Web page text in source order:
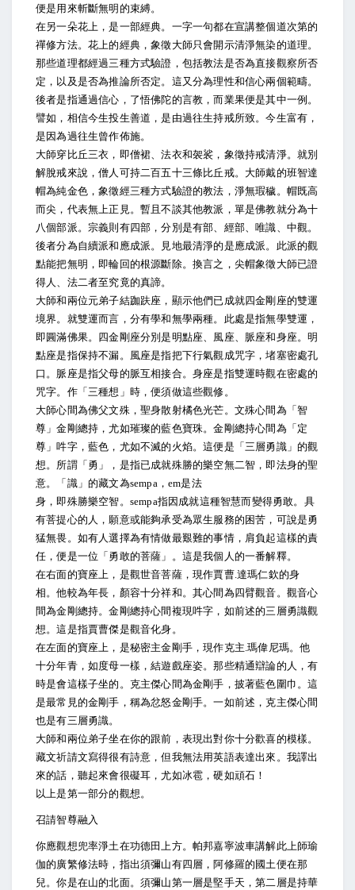
便是用來斬斷無明的束縛。
在另一朵花上，是一部經典。一字一句都在宣講整個道次第的
禪修方法。花上的經典，象徵大師只會開示清淨無染的道理。
那些道理都經過三種方式驗證，包括教法是否為直接觀察所否
定，以及是否為推論所否定。這又分為理性和信心兩個範疇。
後者是指通過信心，了悟佛陀的言教，而業果便是其中一例。
譬如，相信今生投生善道，是由過往生持戒所致。今生富有，
是因為過往生曾作佈施。
大師穿比丘三衣，即僧裙、法衣和袈裟，象徵持戒清淨。就別
解脫戒來說，僧人可持二百五十三條比丘戒。大師戴的班智達
帽為純金色，象徵經三種方式驗證的教法，淨無瑕穢。帽既高
而尖，代表無上正見。暫且不談其他教派，單是佛教就分為十
八個部派。宗義則有四部，分別是有部、經部、唯識、中觀。
後者分為自續派和應成派。見地最清淨的是應成派。此派的觀
點能把無明，即輪回的根源斷除。換言之，尖帽象徵大師已證
得人、法二者至究竟的真諦。
大師和兩位元弟子結跏趺座，顯示他們已成就四金剛座的雙運
境界。就雙運而言，分有學和無學兩種。此處是指無學雙運，
即圓滿佛果。四金剛座分別是明點座、風座、脈座和身座。明
點座是指保持不漏。風座是指把下行氣觀成咒字，堵塞密處孔
口。脈座是指父母的脈互相接合。身座是指雙運時觀在密處的
咒字。作「三種想」時，便須做這些觀修。
大師心間為佛父文殊，聖身散射橘色光芒。文殊心間為「智
尊」金剛總持，尤如璀璨的藍色寶珠。金剛總持心間為「定
尊」吽字，藍色，尤如不滅的火焰。這便是「三層勇識」的觀
想。所謂「勇」，是指已成就殊勝的樂空無二智，即法身的聖
意。「識」的藏文為sempa，em是法
身，即殊勝樂空智。sempa指因成就這種智慧而變得勇敢。具
有菩提心的人，願意或能夠承受為眾生服務的困苦，可說是勇
猛無畏。如有人選擇為有情做最艱難的事情，肩負起這樣的責
任，便是一位「勇敢的菩薩」。這是我個人的一番解釋。
在右面的寶座上，是觀世音菩薩，現作賈曹.達瑪仁欽的身
相。他較為年長，顏容十分祥和。其心間為四臂觀音。觀音心
間為金剛總持。金剛總持心間複現吽字，如前述的三層勇識觀
想。這是指賈曹傑是觀音化身。
在左面的寶座上，是秘密主金剛手，現作克主.瑪偉尼瑪。他
十分年青，如度母一樣，結遊戲座姿。那些精通辯論的人，有
時是會這樣子坐的。克主傑心間為金剛手，披著藍色圍巾。這
是最常見的金剛手，稱為忿怒金剛手。一如前述，克主傑心間
也是有三層勇識。
大師和兩位弟子坐在你的跟前，表現出對你十分歡喜的模樣。
藏文祈請文寫得很有詩意，但我無法用英語表達出來。我譯出
來的話，聽起來會很礙耳，尤如冰雹，硬如頑石！
以上是第一部分的觀想。
召請智尊融入
你應觀想兜率淨土在功德田上方。帕邦嘉寧波車講解此上師瑜
伽的廣繁修法時，指出須彌山有四層，阿修羅的國土便在那
兒。你是在山的北面。須彌山第一層是堅手天，第二層是持華